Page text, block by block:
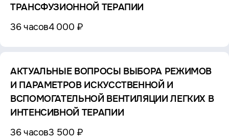
ТРАНСФУЗИОННОЙ ТЕРАПИИ
36 часов4 000 ₽
АКТУАЛЬНЫЕ ВОПРОСЫ ВЫБОРА РЕЖИМОВ
И ПАРАМЕТРОВ ИСКУССТВЕННОЙ И
ВСПОМОГАТЕЛЬНОЙ ВЕНТИЛЯЦИИ ЛЕГКИХ В
ИНТЕНСИВНОЙ ТЕРАПИИ
36 часов3 500 ₽